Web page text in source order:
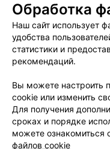
Курсы веб-
Курсы
Обработка
Наш сайт использует
удобства
статистики и
рекомендаций.
Вы можете настроить
cookie или изменить
Для получения
сроках и порядке
можете ознакомиться
файлов cookie